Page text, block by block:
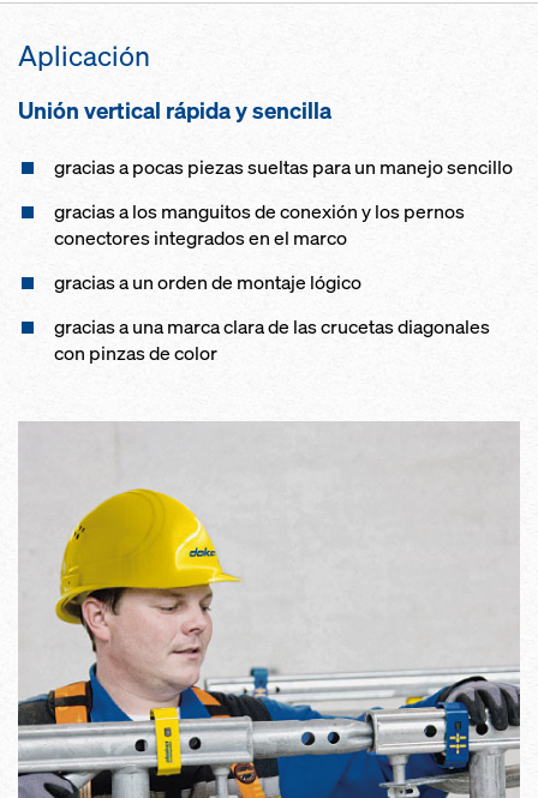
Aplicación
Unión vertical rápida y sencilla
gracias a pocas piezas sueltas para un manejo sencillo
gracias a los manguitos de conexión y los pernos
conectores integrados en el marco
gracias a un orden de montaje lógico
gracias a una marca clara de las crucetas diagonales
con pinzas de color